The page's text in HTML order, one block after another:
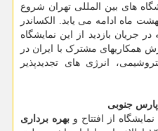
های بین المللی تهران شروع
و تا روز شنبه ۳۰ اردیبهشت ماه ادامه می یابد. الکساندر
جریان بازدید از این نمایشگاه
همکاریهای مشترک با ایران در
انرژی های تجدیدپذیر
از افتتاح وبهره برداری